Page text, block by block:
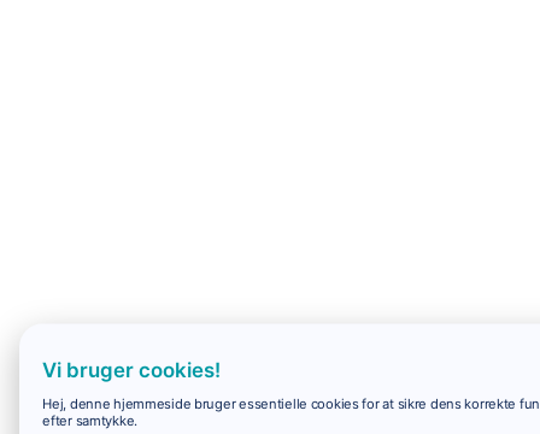
Vi bruger cookies!
Hej, denne hjemmeside bruger essentielle cookies for at sikre dens korrekte
efter samtykke.